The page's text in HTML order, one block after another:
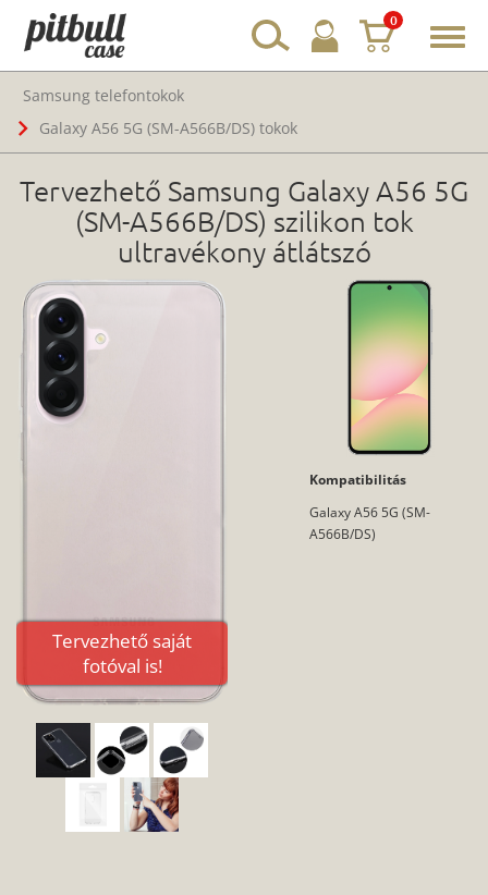
0
Samsung telefontokok
Galaxy A56 5G (SM-A566B/DS) tokok
Tervezhető Samsung Galaxy A56 5G
(SM-A566B/DS) szilikon tok
ultravékony átlátszó
Tervezhető saját
fotóval is!
Kompatibilitás
Galaxy A56 5G (SM-
A566B/DS)